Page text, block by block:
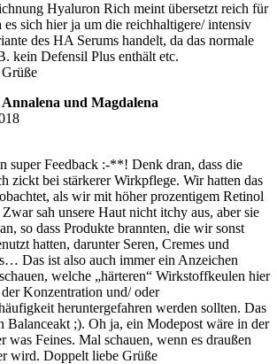
Hyaluron Rich meint übersetzt reich für
es sich hier ja um die reichhaltigere/ intensiv
des HA Serums handelt, da das normale
kein Defensil Plus enthält etc.
und Magdalena
super Feedback :-**! Denk dran, dass die
zickt bei stärkerer Wirkpflege. Wir hatten das
als wir mit höher prozentigem Retinol
Zwar sah unsere Haut nicht itchy aus, aber sie
so dass Produkte brannten, die wir sonst
hatten, darunter Seren, Cremes und
Das ist also auch immer ein Anzeichen
welche „härteren“ Wirkstoffkeulen hier
Konzentration und/ oder
heruntergefahren werden sollten. Das
Balanceakt ;). Oh ja, ein Modepost wäre in der
was Feines. Mal schauen, wenn es draußen
wird. Doppelt liebe Grüße